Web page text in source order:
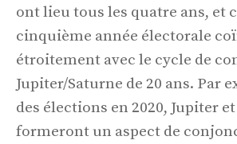
ont lieu tous les quatre ans, et
cinquième année électorale
étroitement avec le cycle de
Jupiter/Saturne de 20 ans. Par
des élections en 2020, Jupiter
formeront un aspect de